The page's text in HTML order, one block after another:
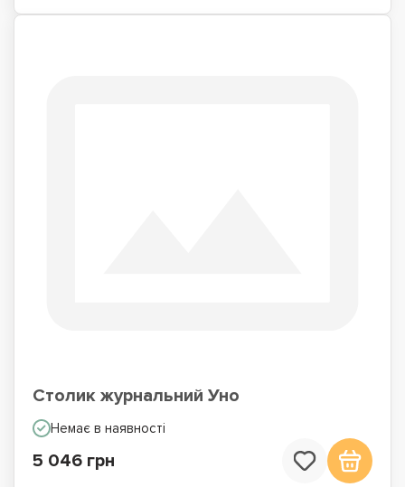
Столик журнальний Уно
Немає в наявності
5 046 грн